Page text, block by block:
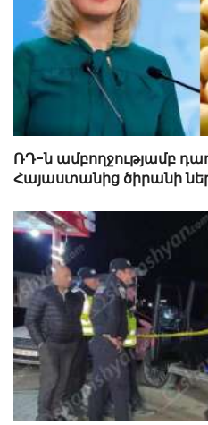
ՌԴ-ն ամբողջությամբ
Հայաստանից ծիրանի